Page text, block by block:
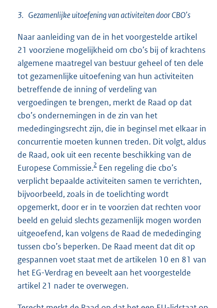
3. Gezamenlijke uitoefening van activiteiten door CBO’s
Naar aanleiding van de in het voorgestelde artikel
21 voorziene mogelijkheid om cbo’s bij of krachtens
algemene maatregel van bestuur geheel of ten dele
tot gezamenlijke uitoefening van hun activiteiten
betreffende de inning of verdeling van
vergoedingen te brengen, merkt de Raad op dat
cbo’s ondernemingen in de zin van het
mededingingsrecht zijn, die in beginsel met elkaar in
concurrentie moeten kunnen treden. Dit volgt, aldus
de Raad, ook uit een recente beschikking van de
Europese Commissie.2 Een regeling die cbo’s
verplicht bepaalde activiteiten samen te verrichten,
bijvoorbeeld, zoals in de toelichting wordt
opgemerkt, door er in te voorzien dat rechten voor
beeld en geluid slechts gezamenlijk mogen worden
uitgeoefend, kan volgens de Raad de mededinging
tussen cbo’s beperken. De Raad meent dat dit op
gespannen voet staat met de artikelen 10 en 81 van
het EG-Verdrag en beveelt aan het voorgestelde
artikel 21 nader te overwegen.